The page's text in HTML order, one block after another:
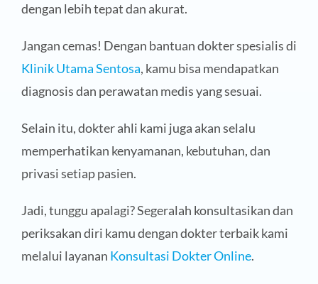
dengan lebih tepat dan akurat.
Jangan cemas! Dengan bantuan dokter spesialis di
Klinik Utama Sentosa, kamu bisa mendapatkan
diagnosis dan perawatan medis yang sesuai.
Selain itu, dokter ahli kami juga akan selalu
memperhatikan kenyamanan, kebutuhan, dan
privasi setiap pasien.
Jadi, tunggu apalagi? Segeralah konsultasikan dan
periksakan diri kamu dengan dokter terbaik kami
melalui layanan Konsultasi Dokter Online.